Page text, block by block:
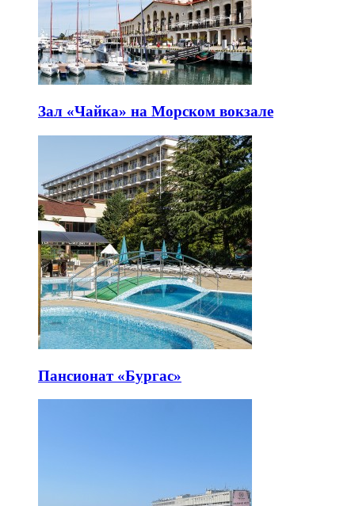
Зал «Чайка» на Морском вокзале
Пансионат «Бургас»